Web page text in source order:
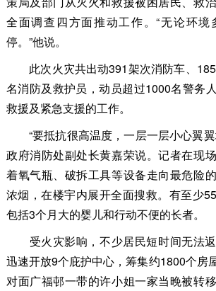
全面调查四方面推动工作。“无论环境
停。”他说。
此次火灾共出动391架次消防车、185
名消防及救护员，动员超过1000名警务
救援及紧急支援的工作。
“要抵抗很高温度，一层一层小心翼翼
政府消防处副处长黄嘉荣说。记者在现
着氧气瓶、破拆工具等设备走向最危险
浓烟，在楼宇内展开全面搜救。有至少
包括3个月大的婴儿和行动不便的长者。
受火灾影响，不少居民短时间无法
迅速开放9个庇护中心，筹集约1800个房
对面广福邨一带的许小姐一家当晚被转